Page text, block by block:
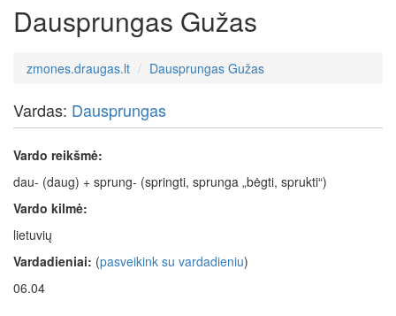
Dausprungas Gužas
zmones.draugas.lt Dausprungas Gužas
Vardas: Dausprungas
Vardo reikšmė:
dau- (daug) + sprung- (springti, sprunga „bėgti, sprukti“)
Vardo kilmė:
lietuvių
Vardadieniai: (pasveikink su vardadieniu)
06.04